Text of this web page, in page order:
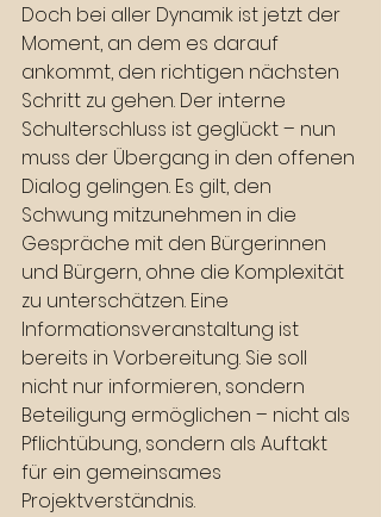
Doch bei aller Dynamik ist jetzt der
Moment, an dem es darauf
ankommt, den richtigen nächsten
Schritt zu gehen. Der interne
Schulterschluss ist geglückt – nun
muss der Übergang in den offenen
Dialog gelingen. Es gilt, den
Schwung mitzunehmen in die
Gespräche mit den Bürgerinnen
und Bürgern, ohne die Komplexität
zu unterschätzen. Eine
Informationsveranstaltung ist
bereits in Vorbereitung. Sie soll
nicht nur informieren, sondern
Beteiligung ermöglichen – nicht als
Pflichtübung, sondern als Auftakt
für ein gemeinsames
Projektverständnis.